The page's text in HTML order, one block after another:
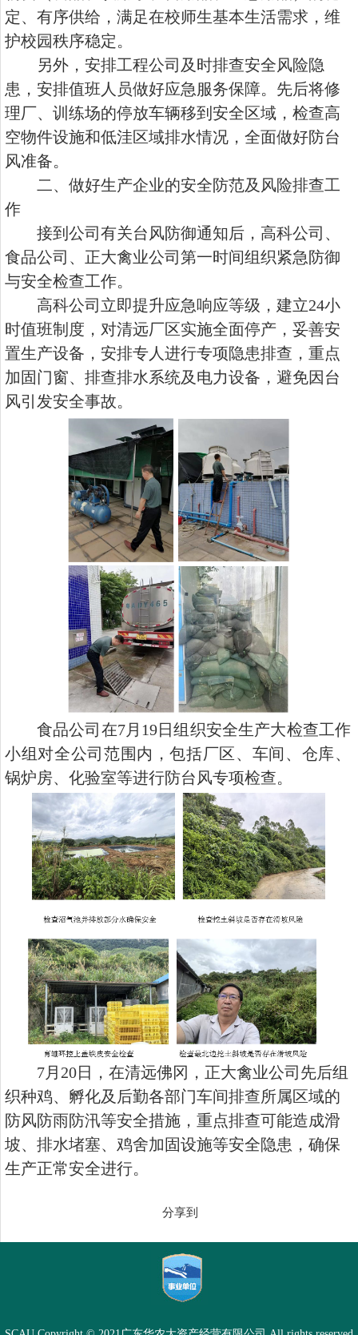
定、有序供给，满足在校师生基本生活需求，维
护校园秩序稳定。
另外，安排工程公司及时排查安全风险隐
患，安排值班人员做好应急服务保障。先后将修
理厂、训练场的停放车辆移到安全区域，检查高
空物件设施和低洼区域排水情况，全面做好防台
风准备。
二、做好生产企业的安全防范及风险排查工
作
接到公司有关台风防御通知后，高科公司、
食品公司、正大禽业公司第一时间组织紧急防御
与安全检查工作。
高科公司立即提升应急响应等级，建立24小
时值班制度，对清远厂区实施全面停产，妥善安
置生产设备，安排专人进行专项隐患排查，重点
加固门窗、排查排水系统及电力设备，避免因台
风引发安全事故。
食品公司在7月19日组织安全生产大检查工作
小组对全公司范围内，包括厂区、车间、仓库、
锅炉房、化验室等进行防台风专项检查。
7月 20日，在清远佛冈，正大禽业公司先后组
织种鸡、孵化及后勤各部门车间排查所属区域的
防风防雨防汛等安全措施，重点排查可能造成滑
坡、排水堵塞、鸡舍加固设施等安全隐患，确保
生产正常安全进行。
分享到